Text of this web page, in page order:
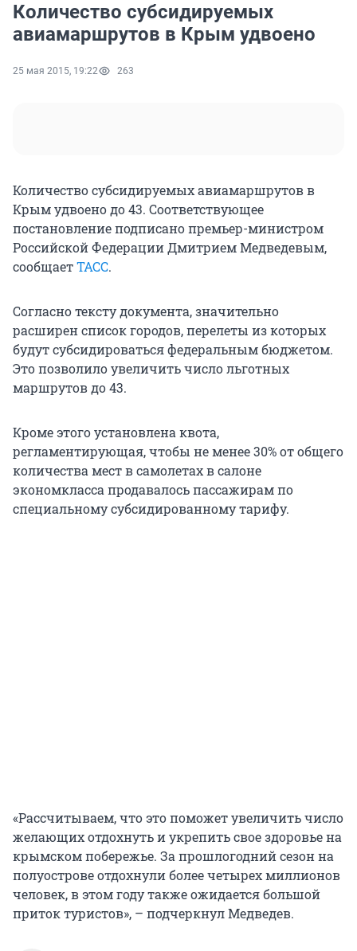
Количество субсидируемых
авиамаршрутов в Крым удвоено
25 мая 2015, 19:22 263
Количество субсидируемых авиамаршрутов в
Крым удвоено до 43. Соответствующее
постановление подписано премьер-министром
Российской Федерации Дмитрием Медведевым,
сообщаетТАСС.
Согласно тексту документа, значительно
расширен список городов, перелеты из которых
будут субсидироваться федеральным бюджетом.
Это позволило увеличить число льготных
маршрутов до 43.
Кроме этого установлена квота,
регламентирующая, чтобы не менее 30% от общего
количества мест в самолетах в салоне
экономкласса продавалось пассажирам по
специальному субсидированному тарифу.
«Рассчитываем, что это поможет увеличить число
желающих отдохнуть и укрепить свое здоровье на
крымском побережье. За прошлогодний сезон на
полуострове отдохнули более четырех миллионов
человек, в этом году также ожидается большой
приток туристов», – подчеркнул Медведев.